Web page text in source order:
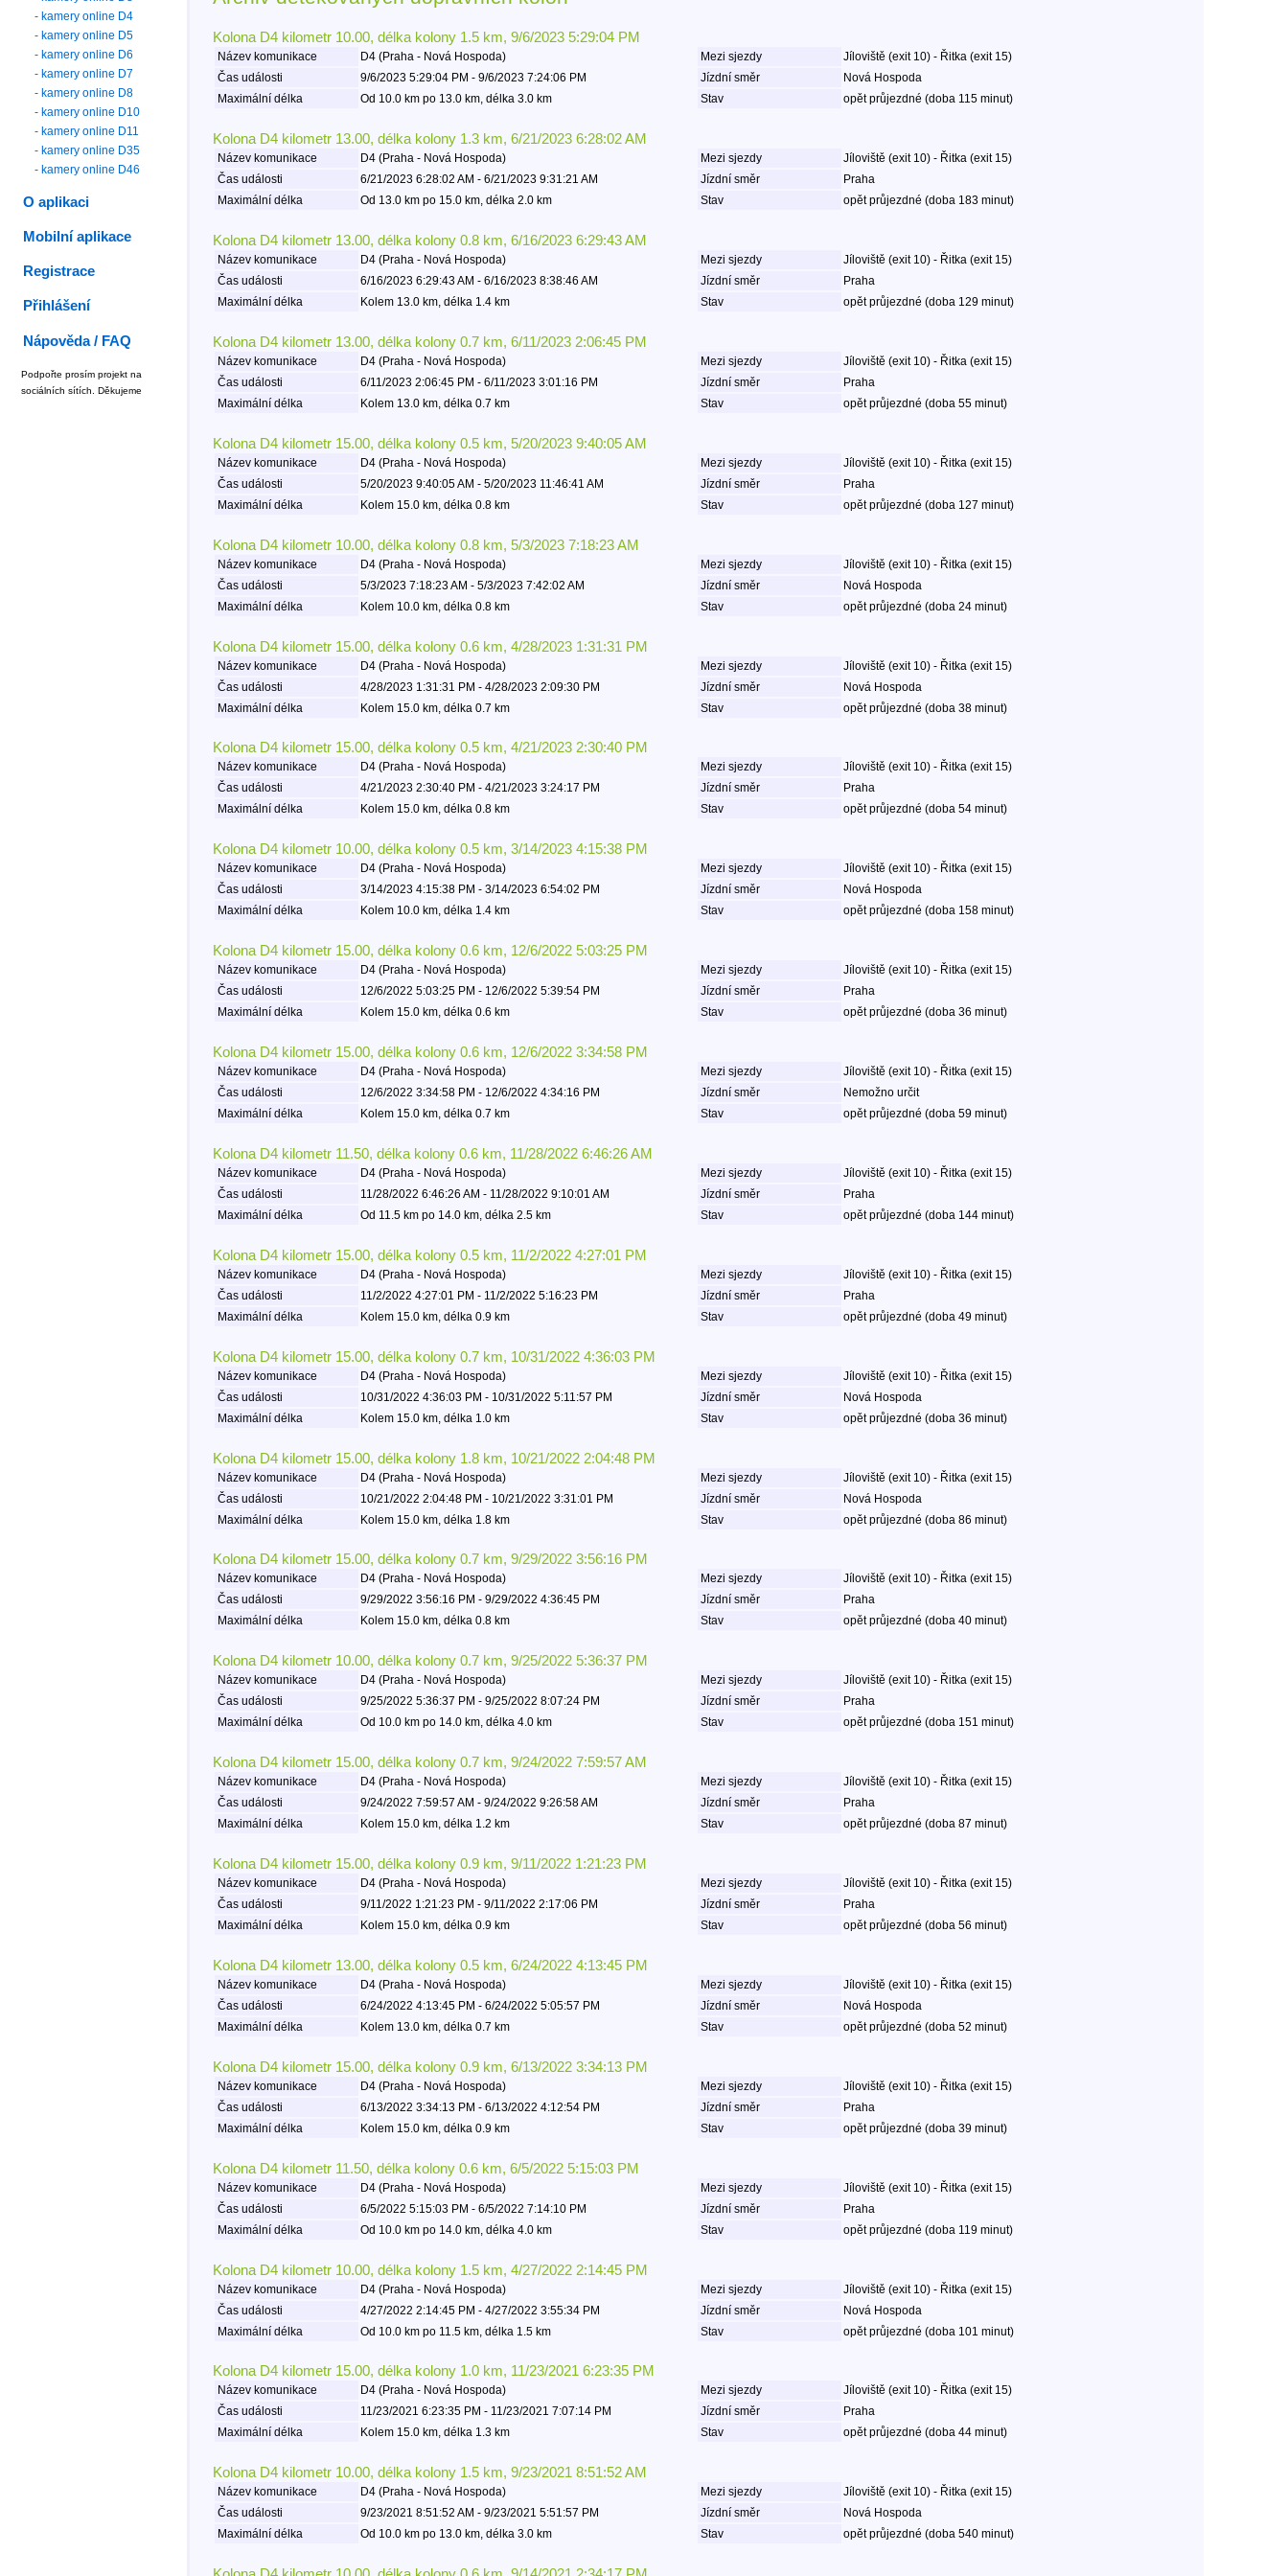
Kolona D4 kilometr 10.00, délka kolony 1.5 km, 9/6/2023 5:29:04 PM
Název komunikace D4 (Praha - Nová Hospoda) Mezi sjezdy
Jíloviště (exit 10) - Řitka (exit 15)
Čas události
9/6/2023 5:29:04 PM - 9/6/2023 7:24:06 PM Jízdní směr
Nová Hospoda
Maximální délka
Od 10.0 km po 13.0 km, délka 3.0 km Stav opět průjezdné (doba 115 minut)
Kolona D4 kilometr 13.00, délka kolony 1.3 km, 6/21/2023 6:28:02 AM
Název komunikace D4 (Praha - Nová Hospoda) Mezi sjezdy
Jíloviště (exit 10) - Řitka (exit 15)
Čas události
6/21/2023 6:28:02 AM - 6/21/2023 9:31:21 AM Jízdní směr
Praha
Maximální délka
Od 13.0 km po 15.0 km, délka 2.0 km Stav opět průjezdné (doba 183 minut)
Kolona D4 kilometr 13.00, délka kolony 0.8 km, 6/16/2023 6:29:43 AM
Název komunikace D4 (Praha - Nová Hospoda) Mezi sjezdy
Jíloviště (exit 10) - Řitka (exit 15)
Čas události
6/16/2023 6:29:43 AM - 6/16/2023 8:38:46 AM Jízdní směr
Praha
Maximální délka
Kolem 13.0 km, délka 1.4 km Stav opět průjezdné (doba 129 minut)
Kolona D4 kilometr 13.00, délka kolony 0.7 km, 6/11/2023 2:06:45 PM
Název komunikace D4 (Praha - Nová Hospoda) Mezi sjezdy
Jíloviště (exit 10) - Řitka (exit 15)
Čas události
6/11/2023 2:06:45 PM - 6/11/2023 3:01:16 PM Jízdní směr
Praha
Maximální délka
Kolem 13.0 km, délka 0.7 km Stav opět průjezdné (doba 55 minut)
Kolona D4 kilometr 15.00, délka kolony 0.5 km, 5/20/2023 9:40:05 AM
Název komunikace D4 (Praha - Nová Hospoda) Mezi sjezdy
Jíloviště (exit 10) - Řitka (exit 15)
Čas události
5/20/2023 9:40:05 AM - 5/20/2023 11:46:41 AM Jízdní směr
Praha
Maximální délka
Kolem 15.0 km, délka 0.8 km Stav opět průjezdné (doba 127 minut)
Kolona D4 kilometr 10.00, délka kolony 0.8 km, 5/3/2023 7:18:23 AM
Název komunikace D4 (Praha - Nová Hospoda) Mezi sjezdy
Jíloviště (exit 10) - Řitka (exit 15)
Čas události
5/3/2023 7:18:23 AM - 5/3/2023 7:42:02 AM Jízdní směr
Nová Hospoda
Maximální délka
Kolem 10.0 km, délka 0.8 km Stav opět průjezdné (doba 24 minut)
Kolona D4 kilometr 15.00, délka kolony 0.6 km, 4/28/2023 1:31:31 PM
Název komunikace D4 (Praha - Nová Hospoda) Mezi sjezdy
Jíloviště (exit 10) - Řitka (exit 15)
Čas události
4/28/2023 1:31:31 PM - 4/28/2023 2:09:30 PM Jízdní směr
Nová Hospoda
Maximální délka
Kolem 15.0 km, délka 0.7 km Stav opět průjezdné (doba 38 minut)
Kolona D4 kilometr 15.00, délka kolony 0.5 km, 4/21/2023 2:30:40 PM
Název komunikace D4 (Praha - Nová Hospoda) Mezi sjezdy
Jíloviště (exit 10) - Řitka (exit 15)
Čas události
4/21/2023 2:30:40 PM - 4/21/2023 3:24:17 PM Jízdní směr
Praha
Maximální délka
Kolem 15.0 km, délka 0.8 km Stav opět průjezdné (doba 54 minut)
Kolona D4 kilometr 10.00, délka kolony 0.5 km, 3/14/2023 4:15:38 PM
Název komunikace D4 (Praha - Nová Hospoda) Mezi sjezdy
Jíloviště (exit 10) - Řitka (exit 15)
Čas události
3/14/2023 4:15:38 PM - 3/14/2023 6:54:02 PM Jízdní směr
Nová Hospoda
Maximální délka
Kolem 10.0 km, délka 1.4 km Stav opět průjezdné (doba 158 minut)
Kolona D4 kilometr 15.00, délka kolony 0.6 km, 12/6/2022 5:03:25 PM
Název komunikace D4 (Praha - Nová Hospoda) Mezi sjezdy
Jíloviště (exit 10) - Řitka (exit 15)
Čas události
12/6/2022 5:03:25 PM - 12/6/2022 5:39:54 PM Jízdní směr
Praha
Maximální délka
Kolem 15.0 km, délka 0.6 km Stav opět průjezdné (doba 36 minut)
Kolona D4 kilometr 15.00, délka kolony 0.6 km, 12/6/2022 3:34:58 PM
Název komunikace D4 (Praha - Nová Hospoda) Mezi sjezdy
Jíloviště (exit 10) - Řitka (exit 15)
Čas události
12/6/2022 3:34:58 PM - 12/6/2022 4:34:16 PM Jízdní směr
Nemožno určit
Maximální délka
Kolem 15.0 km, délka 0.7 km Stav opět průjezdné (doba 59 minut)
Kolona D4 kilometr 11.50, délka kolony 0.6 km, 11/28/2022 6:46:26 AM
Název komunikace D4 (Praha - Nová Hospoda) Mezi sjezdy
Jíloviště (exit 10) - Řitka (exit 15)
Čas události
11/28/2022 6:46:26 AM - 11/28/2022 9:10:01 AM Jízdní směr
Praha
Maximální délka
Od 11.5 km po 14.0 km, délka 2.5 km Stav opět průjezdné (doba 144 minut)
Kolona D4 kilometr 15.00, délka kolony 0.5 km, 11/2/2022 4:27:01 PM
Název komunikace D4 (Praha - Nová Hospoda) Mezi sjezdy
Jíloviště (exit 10) - Řitka (exit 15)
Čas události
11/2/2022 4:27:01 PM - 11/2/2022 5:16:23 PM Jízdní směr
Praha
Maximální délka
Kolem 15.0 km, délka 0.9 km Stav opět průjezdné (doba 49 minut)
Kolona D4 kilometr 15.00, délka kolony 0.7 km, 10/31/2022 4:36:03 PM
Název komunikace D4 (Praha - Nová Hospoda) Mezi sjezdy
Jíloviště (exit 10) - Řitka (exit 15)
Čas události
10/31/2022 4:36:03 PM - 10/31/2022 5:11:57 PM Jízdní směr
Nová Hospoda
Maximální délka
Kolem 15.0 km, délka 1.0 km Stav opět průjezdné (doba 36 minut)
Kolona D4 kilometr 15.00, délka kolony 1.8 km, 10/21/2022 2:04:48 PM
Název komunikace D4 (Praha - Nová Hospoda) Mezi sjezdy
Jíloviště (exit 10) - Řitka (exit 15)
Čas události
10/21/2022 2:04:48 PM - 10/21/2022 3:31:01 PM Jízdní směr
Nová Hospoda
Maximální délka
Kolem 15.0 km, délka 1.8 km Stav opět průjezdné (doba 86 minut)
Kolona D4 kilometr 15.00, délka kolony 0.7 km, 9/29/2022 3:56:16 PM
Název komunikace D4 (Praha - Nová Hospoda) Mezi sjezdy
Jíloviště (exit 10) - Řitka (exit 15)
Čas události
9/29/2022 3:56:16 PM - 9/29/2022 4:36:45 PM Jízdní směr
Praha
Maximální délka
Kolem 15.0 km, délka 0.8 km Stav opět průjezdné (doba 40 minut)
Kolona D4 kilometr 10.00, délka kolony 0.7 km, 9/25/2022 5:36:37 PM
Název komunikace D4 (Praha - Nová Hospoda) Mezi sjezdy
Jíloviště (exit 10) - Řitka (exit 15)
Čas události
9/25/2022 5:36:37 PM - 9/25/2022 8:07:24 PM Jízdní směr
Praha
Maximální délka
Od 10.0 km po 14.0 km, délka 4.0 km Stav opět průjezdné (doba 151 minut)
Kolona D4 kilometr 15.00, délka kolony 0.7 km, 9/24/2022 7:59:57 AM
Název komunikace D4 (Praha - Nová Hospoda) Mezi sjezdy
Jíloviště (exit 10) - Řitka (exit 15)
Čas události
9/24/2022 7:59:57 AM - 9/24/2022 9:26:58 AM Jízdní směr
Praha
Maximální délka
Kolem 15.0 km, délka 1.2 km Stav opět průjezdné (doba 87 minut)
Kolona D4 kilometr 15.00, délka kolony 0.9 km, 9/11/2022 1:21:23 PM
Název komunikace D4 (Praha - Nová Hospoda) Mezi sjezdy
Jíloviště (exit 10) - Řitka (exit 15)
Čas události
9/11/2022 1:21:23 PM - 9/11/2022 2:17:06 PM Jízdní směr
Praha
Maximální délka
Kolem 15.0 km, délka 0.9 km Stav opět průjezdné (doba 56 minut)
Kolona D4 kilometr 13.00, délka kolony 0.5 km, 6/24/2022 4:13:45 PM
Název komunikace D4 (Praha - Nová Hospoda) Mezi sjezdy
Jíloviště (exit 10) - Řitka (exit 15)
Čas události
6/24/2022 4:13:45 PM - 6/24/2022 5:05:57 PM Jízdní směr
Nová Hospoda
Maximální délka
Kolem 13.0 km, délka 0.7 km Stav opět průjezdné (doba 52 minut)
Kolona D4 kilometr 15.00, délka kolony 0.9 km, 6/13/2022 3:34:13 PM
Název komunikace D4 (Praha - Nová Hospoda) Mezi sjezdy
Jíloviště (exit 10) - Řitka (exit 15)
Čas události
6/13/2022 3:34:13 PM - 6/13/2022 4:12:54 PM Jízdní směr
Praha
Maximální délka
Kolem 15.0 km, délka 0.9 km Stav opět průjezdné (doba 39 minut)
Kolona D4 kilometr 11.50, délka kolony 0.6 km, 6/5/2022 5:15:03 PM
Název komunikace D4 (Praha - Nová Hospoda) Mezi sjezdy
Jíloviště (exit 10) - Řitka (exit 15)
Čas události
6/5/2022 5:15:03 PM - 6/5/2022 7:14:10 PM Jízdní směr
Praha
Maximální délka
Od 10.0 km po 14.0 km, délka 4.0 km Stav opět průjezdné (doba 119 minut)
Kolona D4 kilometr 10.00, délka kolony 1.5 km, 4/27/2022 2:14:45 PM
Název komunikace D4 (Praha - Nová Hospoda) Mezi sjezdy
Jíloviště (exit 10) - Řitka (exit 15)
Čas události
4/27/2022 2:14:45 PM - 4/27/2022 3:55:34 PM Jízdní směr
Nová Hospoda
Maximální délka
Od 10.0 km po 11.5 km, délka 1.5 km Stav opět průjezdné (doba 101 minut)
Kolona D4 kilometr 15.00, délka kolony 1.0 km, 11/23/2021 6:23:35 PM
Název komunikace D4 (Praha - Nová Hospoda) Mezi sjezdy
Jíloviště (exit 10) - Řitka (exit 15)
Čas události
11/23/2021 6:23:35 PM - 11/23/2021 7:07:14 PM Jízdní směr
Praha
Maximální délka
Kolem 15.0 km, délka 1.3 km Stav opět průjezdné (doba 44 minut)
Kolona D4 kilometr 10.00, délka kolony 1.5 km, 9/23/2021 8:51:52 AM
Název komunikace D4 (Praha - Nová Hospoda) Mezi sjezdy
Jíloviště (exit 10) - Řitka (exit 15)
Čas události
9/23/2021 8:51:52 AM - 9/23/2021 5:51:57 PM Jízdní směr
Nová Hospoda
Maximální délka
Od 10.0 km po 13.0 km, délka 3.0 km Stav opět průjezdné (doba 540 minut)
- kamery online D4
- kamery online D5
- kamery online D6
- kamery online D7
- kamery online D8
- kamery online D10
- kamery online D11
- kamery online D35
- kamery online D46
O aplikaci
Mobilní aplikace
Registrace
Přihlášení
Nápověda / FAQ
Podpořte prosím projekt na
sociálních sítích. Děkujeme